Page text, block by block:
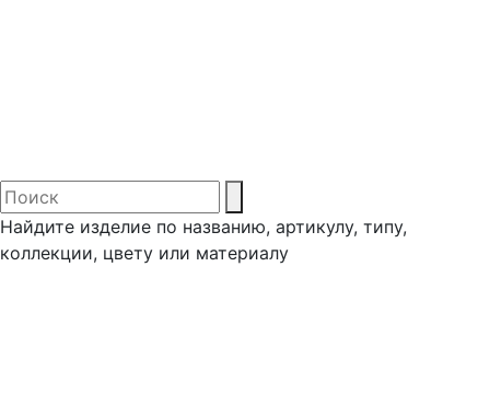
Найдите изделие по названию, артикулу, типу,
коллекции, цвету или материалу